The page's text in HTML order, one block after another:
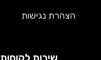
הצהרת נגישות